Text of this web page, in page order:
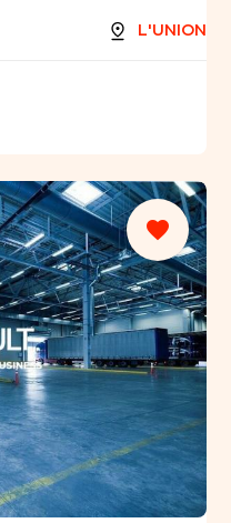
L'UNION
favorite